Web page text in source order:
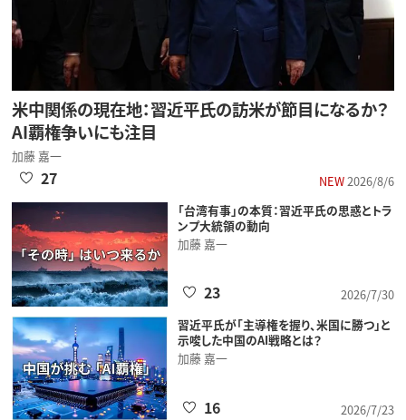
米中関係の現在地：習近平氏の訪米が節目になるか？
AI覇権争いにも注目
加藤 嘉一
NEW2026/8/6
27
「台湾有事」の本質：習近平氏の思惑とトラ
ンプ大統領の動向
加藤 嘉一
2026/7/30
23
習近平氏が「主導権を握り、米国に勝つ」と
示唆した中国のAI戦略とは？
加藤 嘉一
2026/7/23
16